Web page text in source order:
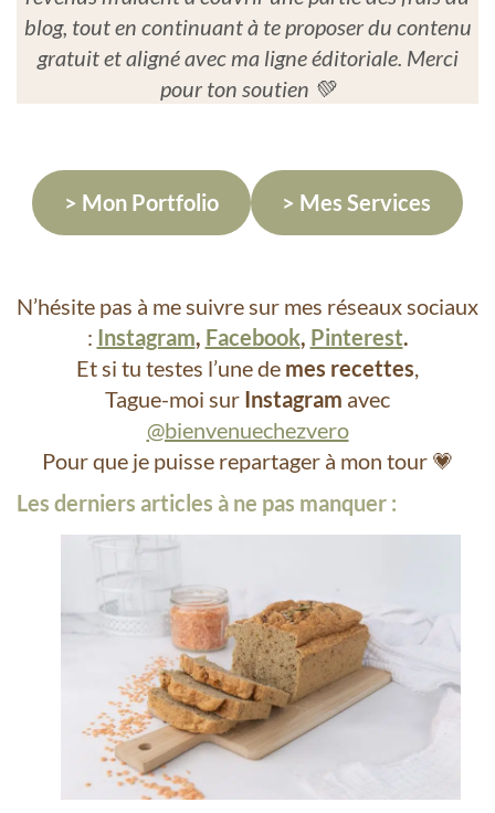
blog, tout en continuant à te proposer du contenu
gratuit et aligné avec ma ligne éditoriale. Merci
pour ton soutien 💚
> Mon Portfolio > Mes Services
N’hésite pas à me suivre sur mes réseaux sociaux
: Instagram, Facebook, Pinterest.
Et si tu testes l’une de mes recettes
Tague-moi sur Instagram avec
@bienvenuechezvero
Pour que je puisse repartager à mon tour 💗
Les derniers articles à ne pas manquer :